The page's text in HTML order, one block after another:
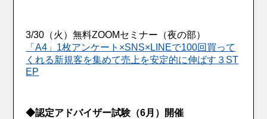
3/30（火）無料ZOOMセミナー（夜の部）
「A4」1枚アンケート×SNS×LINEで100回買って
くれる新規客を集めて売上を安定的に伸ばす３ST
EP
◆認定アドバイザー試験（6月）開催